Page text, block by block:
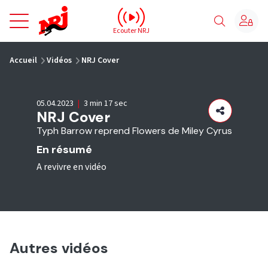
NRJ - Accueil
Ecouter NRJ
Accueil Vidéos NRJ Cover
NRJ Cover
Typh Barrow reprend Flowers de Miley Cyrus
05.04.2023 | 3 min 17 sec
En résumé
A revivre en vidéo
Autres vidéos